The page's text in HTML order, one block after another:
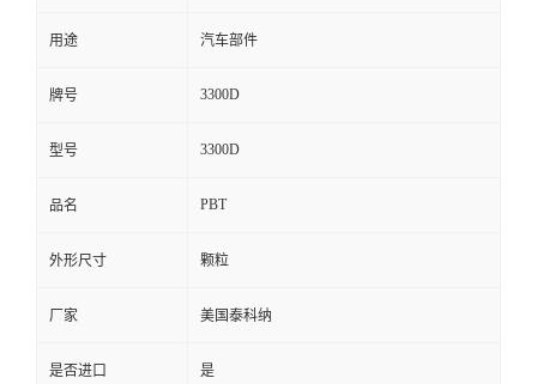
用途 汽车部件
牌号 3300D
型号 3300D
品名 PBT
外形尺寸 颗粒
厂家 美国泰科纳
是否进口 是